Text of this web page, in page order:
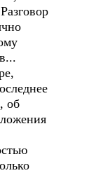
об